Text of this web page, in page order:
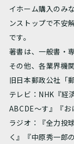
イホーム購入のみ
ンストップで不安
です。
著書は、一般書・
その他、各業界機
旧日本郵政公社「
テレビ：NHK『経
ABCDE～す』『お
ラジオ：『全力投
く』『中原秀一郎